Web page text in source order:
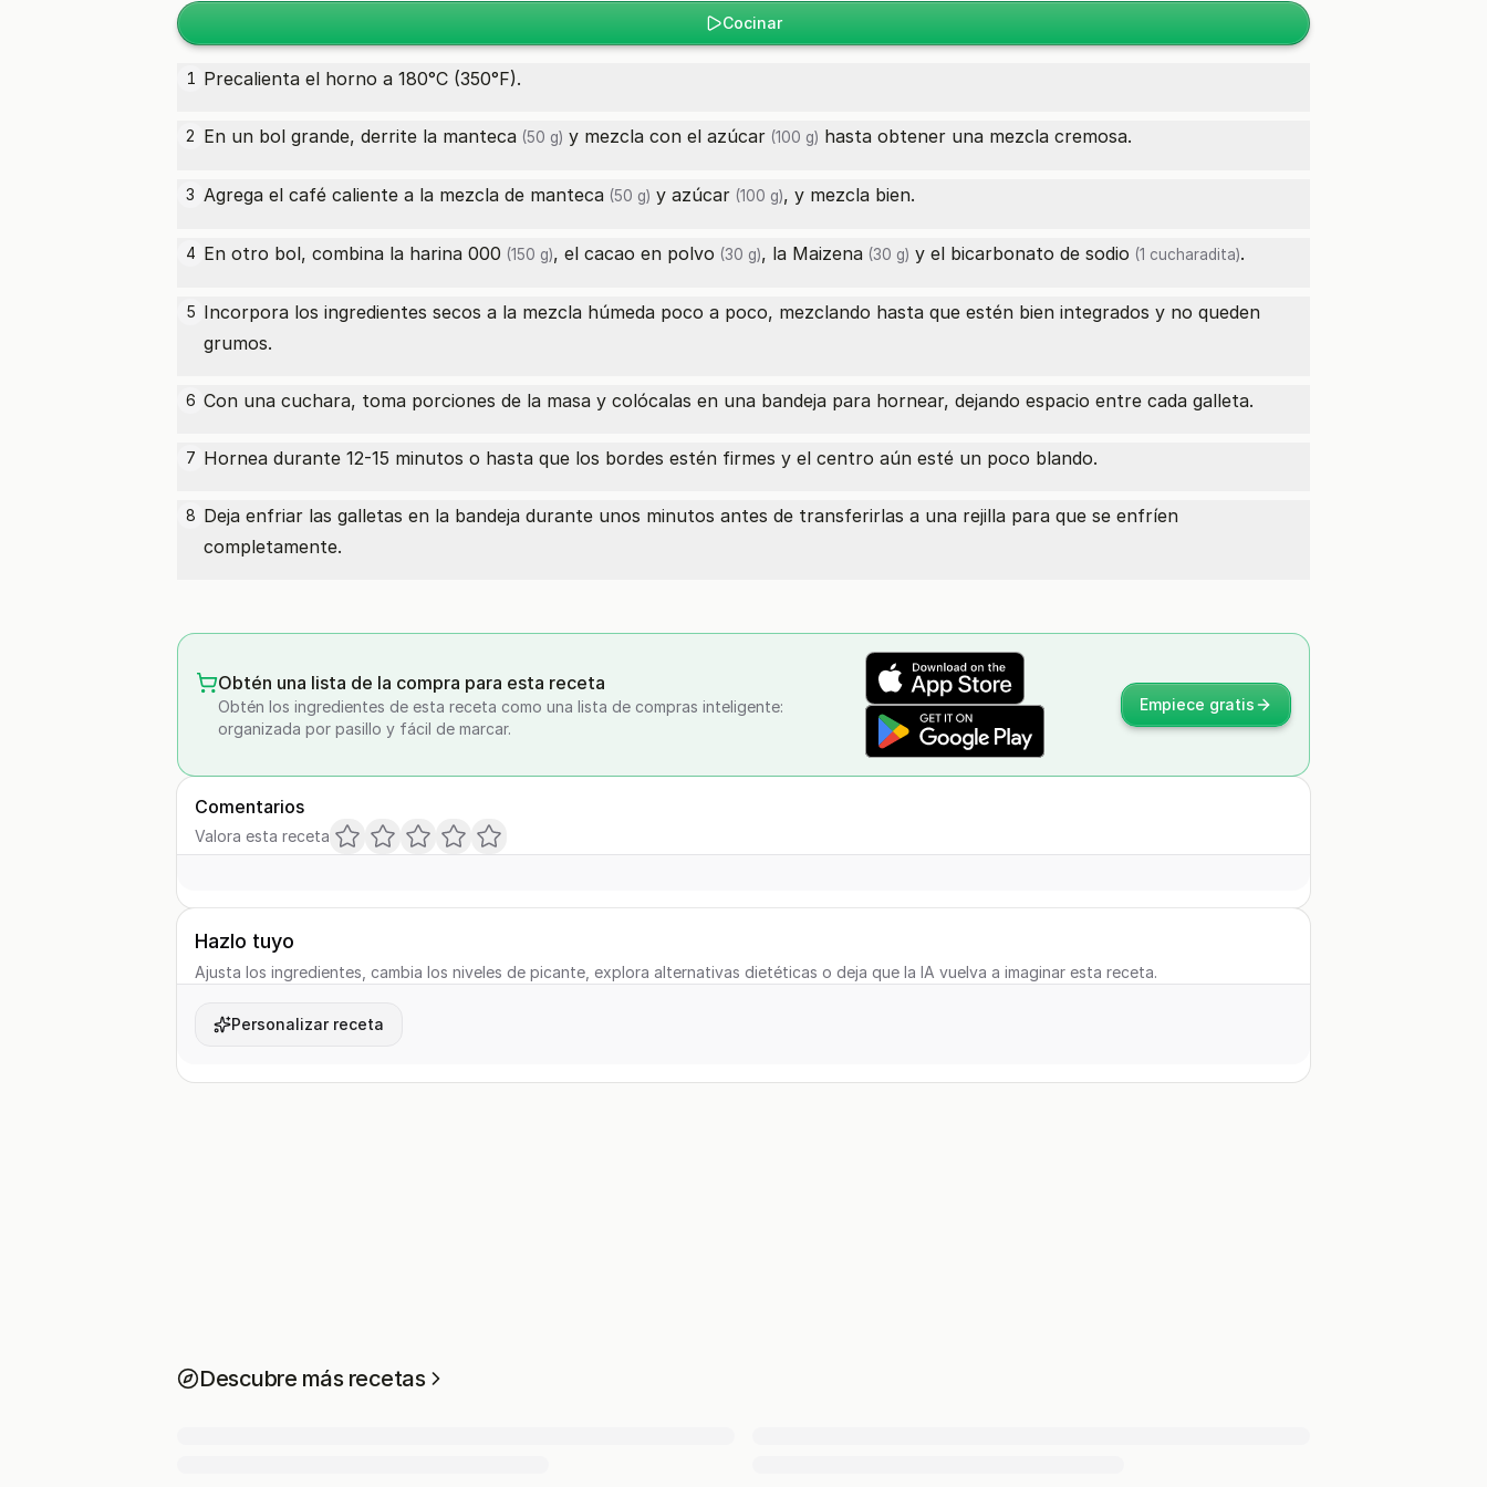
Cocinar
1 Precalienta el horno a 180°C (350°F).
2 En un bol grande, derrite la manteca (50 g) y mezcla con el azúcar (100 g) hasta obtener una mezcla cremosa.
3 Agrega el café caliente a la mezcla de manteca (50 g) y azúcar (100 g), y mezcla bien.
4 En otro bol, combina la harina 000 (150 g), el cacao en polvo (30 g), la Maizena (30 g) y el bicarbonato de sodio (1 cucharadita).
5 Incorpora los ingredientes secos a la mezcla húmeda poco a poco, mezclando hasta que estén bien integrados y no queden
grumos.
6 Con una cuchara, toma porciones de la masa y colócalas en una bandeja para hornear, dejando espacio entre cada galleta.
7 Hornea durante 12-15 minutos o hasta que los bordes estén firmes y el centro aún esté un poco blando.
8 Deja enfriar las galletas en la bandeja durante unos minutos antes de transferirlas a una rejilla para que se enfríen
completamente.
Obtén una lista de la compra para esta receta
Obtén los ingredientes de esta receta como una lista de compras inteligente:
organizada por pasillo y fácil de marcar.
Empiece gratis
Comentarios
Valora esta receta
Hazlo tuyo
Ajusta los ingredientes, cambia los niveles de picante, explora alternativas dietéticas o deja que la IA vuelva a imaginar esta receta.
Personalizar receta
Descubre más recetas